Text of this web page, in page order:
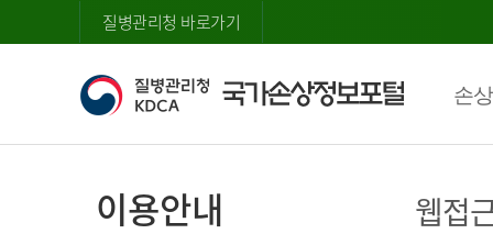
질병관리청 바로가기
손
이용안내 웹접